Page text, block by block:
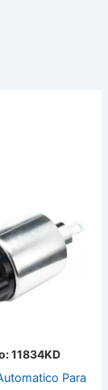
11834KD
Para